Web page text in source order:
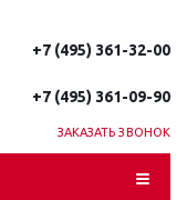
+7 (495) 361-32-00
+7 (495) 361-09-90
ЗАКАЗАТЬ ЗВОНОК